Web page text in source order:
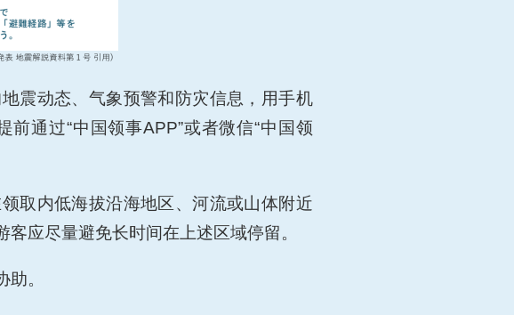
震动态、气象预警和防灾信息，用手机
通过“中国领事APP”或者微信“中国领
取内低海拔沿海地区、河流或山体附近
应尽量避免长时间在上述区域停留。
。